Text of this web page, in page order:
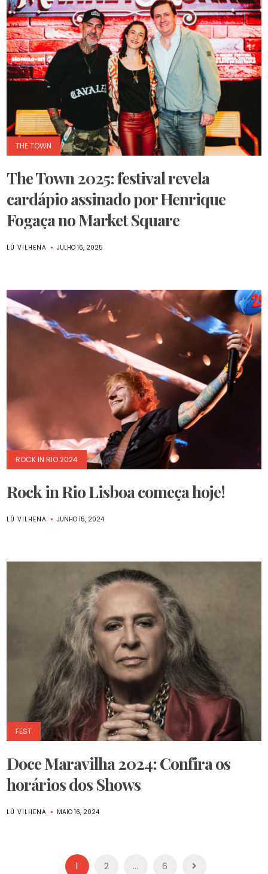
THE TOWN
The Town 2025: festival revela
cardápio assinado por Henrique
Fogaça no Market Square
LÚ VILHENA JULHO 16, 2025
ROCK IN RIO 2024
Rock in Rio Lisboa começa hoje!
LÚ VILHENA JUNHO 15, 2024
FEST
Doce Maravilha 2024: Confira os
horários dos Shows
LÚ VILHENA MAIO 16, 2024
Paginação
1 2 … 6